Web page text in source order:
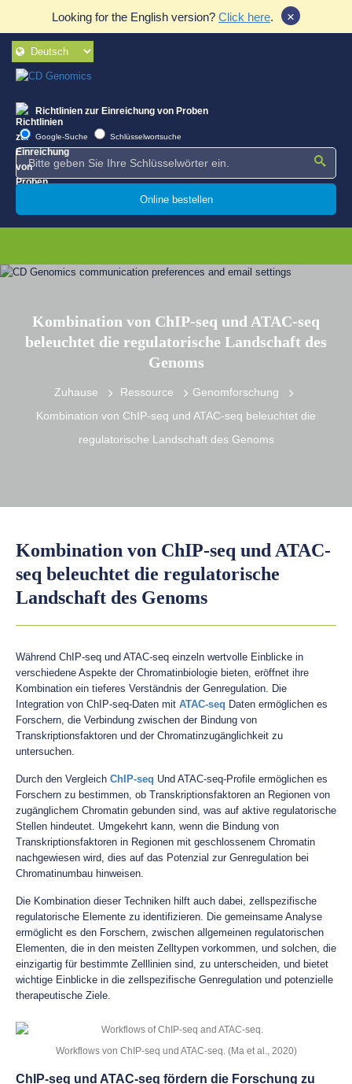
Looking for the English version? Click here. ×
Richtlinien zur Einreichung von Proben
Google-Suche Schlüsselwortsuche
Online bestellen
Kombination von ChIP-seq und ATAC-seq
beleuchtet die regulatorische Landschaft des
Genoms
Zuhause Ressource
Genomforschung
Kombination von ChIP-seq und ATAC-seq beleuchtet die
regulatorische Landschaft des Genoms
Kombination von ChIP-seq und ATAC-
seq beleuchtet die regulatorische
Landschaft des Genoms
Während ChIP-seq und ATAC-seq einzeln wertvolle Einblicke in
verschiedene Aspekte der Chromatinbiologie bieten, eröffnet ihre
Kombination ein tieferes Verständnis der Genregulation. Die
Integration von ChIP-seq-Daten mit ATAC-seq Daten ermöglichen es
Forschern, die Verbindung zwischen der Bindung von
Transkriptionsfaktoren und der Chromatinzugänglichkeit zu
untersuchen.
Durch den Vergleich ChIP-seq Und ATAC-seq-Profile ermöglichen es
Forschern zu bestimmen, ob Transkriptionsfaktoren an Regionen von
zugänglichem Chromatin gebunden sind, was auf aktive regulatorische
Stellen hindeutet. Umgekehrt kann, wenn die Bindung von
Transkriptionsfaktoren in Regionen mit geschlossenem Chromatin
nachgewiesen wird, dies auf das Potenzial zur Genregulation bei
Chromatinumbau hinweisen.
Die Kombination dieser Techniken hilft auch dabei, zellspezifische
regulatorische Elemente zu identifizieren. Die gemeinsame Analyse
ermöglicht es den Forschern, zwischen allgemeinen regulatorischen
Elementen, die in den meisten Zelltypen vorkommen, und solchen, die
einzigartig für bestimmte Zelllinien sind, zu unterscheiden, und bietet
wichtige Einblicke in die zellspezifische Genregulation und potenzielle
therapeutische Ziele.
Workflows von ChIP-seq und ATAC-seq. (Ma et al., 2020)
ChIP-seq und ATAC-seq fördern die Forschung zu